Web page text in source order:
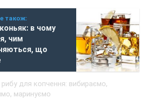
також:
коньяк: в чому
чим
що